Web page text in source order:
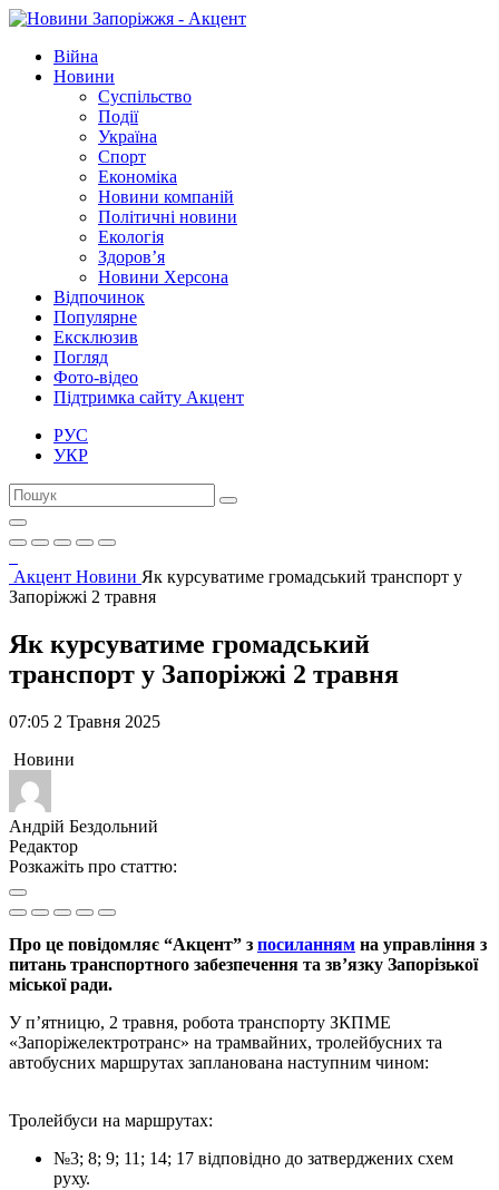
Війна
Новини
Суспільство
Події
Україна
Спорт
Економіка
Новини компаній
Політичні новини
Екологія
Здоров’я
Новини Херсона
Відпочинок
Популярне
Ексклюзив
Погляд
Фото-відео
Підтримка сайту Акцент
РУС
УКР
Акцент Новини Як курсуватиме громадський транспорт у
Запоріжжі 2 травня
Як курсуватиме громадський
транспорт у Запоріжжі 2 травня
07:05 2 Травня 2025
Новини
Андрій Бездольний
Редактор
Розкажіть про статтю:
Про це повідомляє “Акцент” з посиланням на управління з
питань транспортного забезпечення та зв’язку Запорізької
міської ради.
У п’ятницю, 2 травня, робота транспорту ЗКПМЕ
«Запоріжелектротранс» на трамвайних, тролейбусних та
автобусних маршрутах запланована наступним чином:
Тролейбуси на маршрутах:
№3; 8; 9; 11; 14; 17 відповідно до затверджених схем
руху.